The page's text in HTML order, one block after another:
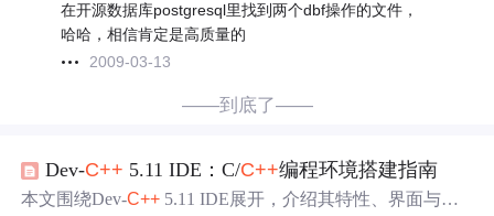
在开源数据库postgresql里找到两个dbf操作的文件，
哈哈，相信肯定是高质量的
2009-03-13
——到底了——
Dev-C++ 5.11 IDE：C/C++编程环境搭建指南
本文围绕Dev-C++ 5.11 IDE展开，介绍其特性、界面与功